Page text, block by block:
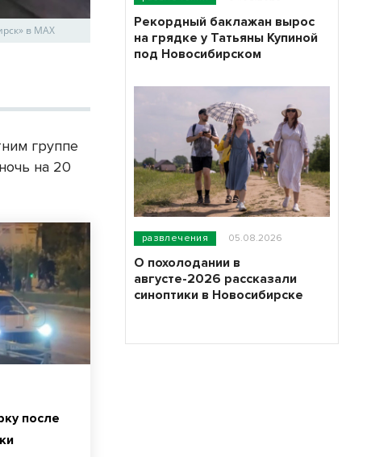
в МАХ
группе
на 20
после
Рекордный баклажан вырос
на грядке у Татьяны Купиной
под Новосибирском
развлечения 05.08.2026
О похолодании в
августе-2026 рассказали
синоптики в Новосибирске